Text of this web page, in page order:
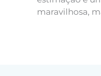
maravilhosa,